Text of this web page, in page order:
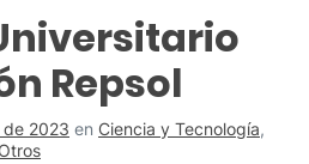
Repsol
de 2023 en Ciencia y Tecnología,